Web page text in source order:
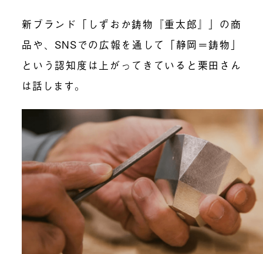
新ブランド「しずおか鋳物『重太郎』」の商
品や、SNSでの広報を通して「静岡＝鋳物」
という認知度は上がってきていると栗田さん
は話します。